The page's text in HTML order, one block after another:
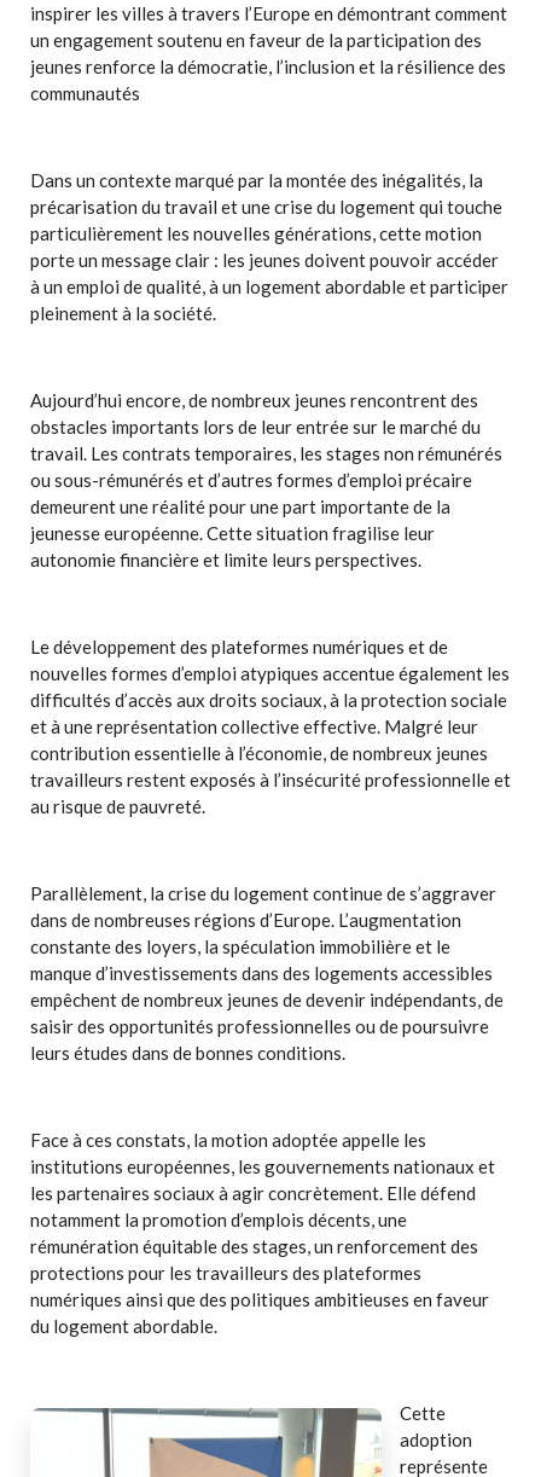
inspirer les villes à travers l’Europe en démontrant comment
un engagement soutenu en faveur de la participation des
jeunes renforce la démocratie, l’inclusion et la résilience des
communautés
Dans un contexte marqué par la montée des inégalités, la
précarisation du travail et une crise du logement qui touche
particulièrement les nouvelles générations, cette motion
porte un message clair : les jeunes doivent pouvoir accéder
à un emploi de qualité, à un logement abordable et participer
pleinement à la société.
Aujourd’hui encore, de nombreux jeunes rencontrent des
obstacles importants lors de leur entrée sur le marché du
travail. Les contrats temporaires, les stages non rémunérés
ou sous-rémunérés et d’autres formes d’emploi précaire
demeurent une réalité pour une part importante de la
jeunesse européenne. Cette situation fragilise leur
autonomie financière et limite leurs perspectives.
Le développement des plateformes numériques et de
nouvelles formes d’emploi atypiques accentue également les
difficultés d’accès aux droits sociaux, à la protection sociale
et à une représentation collective effective. Malgré leur
contribution essentielle à l’économie, de nombreux jeunes
travailleurs restent exposés à l’insécurité professionnelle et
au risque de pauvreté.
Parallèlement, la crise du logement continue de s’aggraver
dans de nombreuses régions d’Europe. L’augmentation
constante des loyers, la spéculation immobilière et le
manque d’investissements dans des logements accessibles
empêchent de nombreux jeunes de devenir indépendants, de
saisir des opportunités professionnelles ou de poursuivre
leurs études dans de bonnes conditions.
Face à ces constats, la motion adoptée appelle les
institutions européennes, les gouvernements nationaux et
les partenaires sociaux à agir concrètement. Elle défend
notamment la promotion d’emplois décents, une
rémunération équitable des stages, un renforcement des
protections pour les travailleurs des plateformes
numériques ainsi que des politiques ambitieuses en faveur
du logement abordable.
Cette
adoption
représente